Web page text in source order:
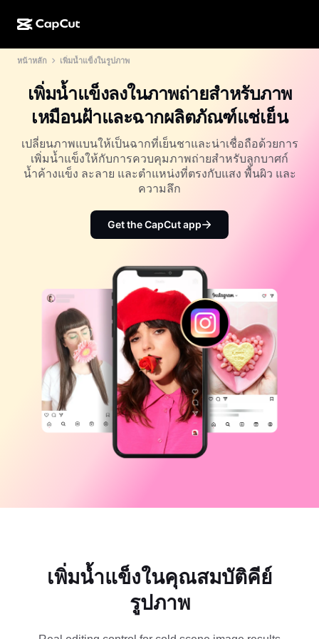
CapCut บนเดสก์ท็อป
CapCut ออนไลน์
CapCut Pad
CapCut บนมือถือ
การสร้างผลงานด้วย AI
การดีไซน์ด้วย AI
ตัวสร้างวิดีโอ AI
เครื่องมือสร้างรูปภาพ AI
เครื่องมือปรับปรุงรูปภาพ AI
Nano Banana Pro
Gemini Omni
ข้อความและเสียง
คำบรรยายอัตโนมัติ
แม่แบบคำบรรยาย
เสียงพูดแบบปรับแต่งเอง
ลดเสียงรบกวน
เครื่องมือ AI
เครื่องมือสร้างและแก้ไขรูปภาพ
เครื่องมือสร้างและแก้ไขเสียงพูด
โซเชียลมีเดีย
การตลาด
ไลฟ์สไตล์และวล็อก
ดีไซน์แบบปรับแต่งเอง
อื่นๆ
คู่มือแนะนำวิธีการ
ตัวเลือกยอดนิยม
เทรนด์และเคล็ดลับสำหรับแม่แบบ
อื่นๆ
แม่แบบโซเชียลมีเดีย
แม่แบบเทศกาลวันหยุด
อื่นๆ
แม่แบบวันครบรอบ
แม่แบบเอฟเฟกต์
แม่แบบธุรกิจ
แม่แบบอุตสาหกรรม
แม่แบบรีแคป
ชุมชน
โครงการริเริ่ม
พันธมิตร
โปรแกรมไพโอเนียร์
โปรแกรมพันธมิตรเพื่อการสร้างสรรค์
โปรแกรม CapCut Creative Campus
ความช่วยเหลือ
ศูนย์ความเชื่อถือ
ศูนย์ช่วยเหลือ
ห้องข่าว
เกี่ยวกับเงื่อนไขการใช้บริการของ CapCut
หน้าหลัก เพิ่มน้ำแข็งในรูปภาพ
เพิ่มน้ำแข็งลงในภาพถ่ายสำหรับภาพ
เหมือนฝ้าและฉากผลิตภัณฑ์แช่เย็น
เปลี่ยนภาพแบนให้เป็นฉากที่เย็นชาและน่าเชื่อถือด้วยการ
เพิ่มน้ำแข็งให้กับการควบคุมภาพถ่ายสำหรับลูกบาศก์
น้ำค้างแข็ง ละลาย และตำแหน่งที่ตรงกับแสง พื้นผิว และ
ความลึก
Get the CapCut app
เพิ่มน้ำแข็งในคุณสมบัติคีย์
รูปภาพ